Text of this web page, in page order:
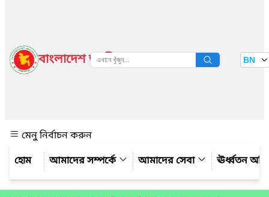
বাংলাদেশ জাতীয় তথ্য বাতায়ন BN
মেনু নির্বাচন করুন
আমাদের সম্পর্কে
আমাদের সেবা ঊর্ধ্বতন